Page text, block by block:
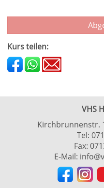
Kurs teilen:
VHS
Kirchbrunnenstr.
Tel:
Fax:
E-Mail: